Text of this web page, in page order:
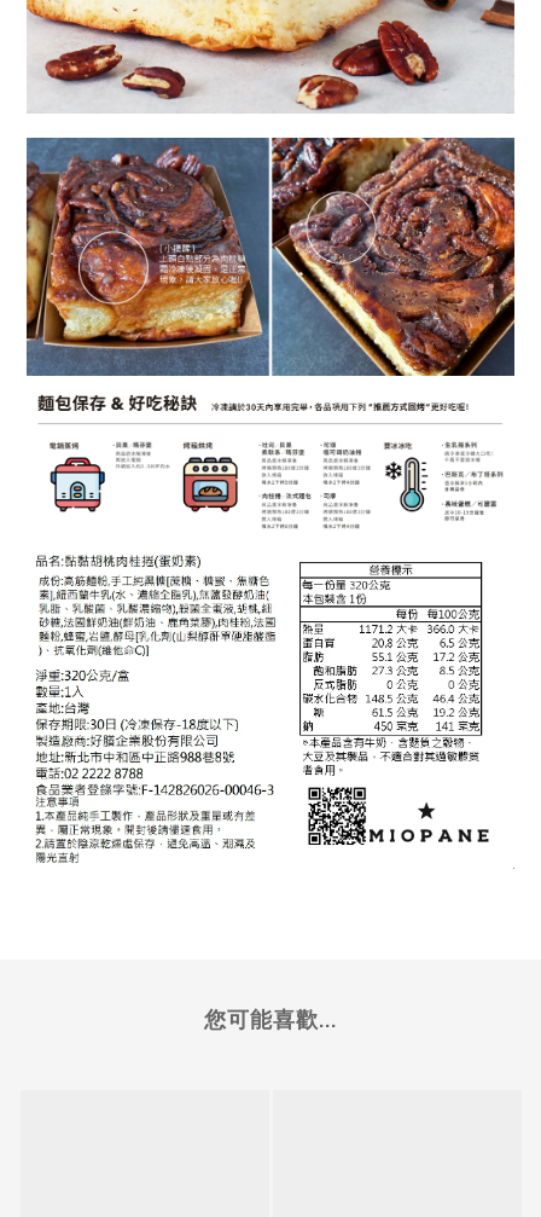
您可能喜歡...